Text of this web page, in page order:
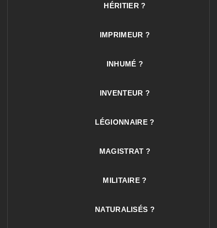
HÉRITIER ?
IMPRIMEUR ?
INHUMÉ ?
INVENTEUR ?
LÉGIONNAIRE ?
MAGISTRAT ?
MILITAIRE ?
NATURALISÉS ?